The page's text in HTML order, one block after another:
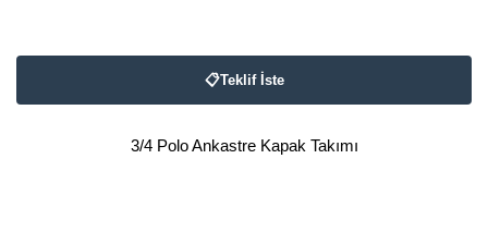
📋Teklif İste
3/4 Polo Ankastre Kapak Takımı